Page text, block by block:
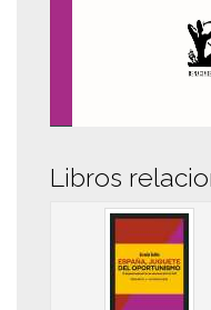
Libros